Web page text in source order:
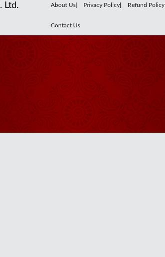
Ltd. About Us| Privacy Policy| Refund Policy|
Contact Us